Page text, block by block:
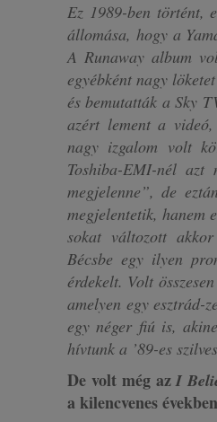
Ez 1989-ben történt,
állomása, hogy a
A Runaway album
egyébként nagy
és bemutatták a Sky
azért lement a
nagy izgalom volt
Toshiba-EMI-nél
megjelenne”, de
megjelentetik, hanem
sokat változott
Bécsbe egy ilyen
érdekelt. Volt
amelyen egy esztrád-
egy néger fiú is,
hívtunk a ’89-es
De volt még azI
a kilencvenes